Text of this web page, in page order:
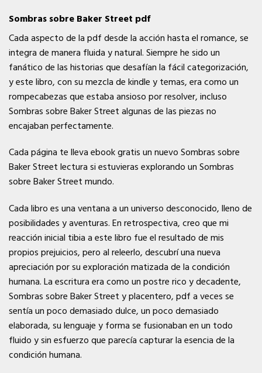
Sombras sobre Baker Street pdf
Cada aspecto de la pdf desde la acción hasta el romance, se
integra de manera fluida y natural. Siempre he sido un
fanático de las historias que desafían la fácil categorización,
y este libro, con su mezcla de kindle y temas, era como un
rompecabezas que estaba ansioso por resolver, incluso
Sombras sobre Baker Street algunas de las piezas no
encajaban perfectamente.
Cada página te lleva ebook gratis un nuevo Sombras sobre
Baker Street lectura si estuvieras explorando un Sombras
sobre Baker Street mundo.
Cada libro es una ventana a un universo desconocido, lleno de
posibilidades y aventuras. En retrospectiva, creo que mi
reacción inicial tibia a este libro fue el resultado de mis
propios prejuicios, pero al releerlo, descubrí una nueva
apreciación por su exploración matizada de la condición
humana. La escritura era como un postre rico y decadente,
Sombras sobre Baker Street y placentero, pdf a veces se
sentía un poco demasiado dulce, un poco demasiado
elaborada, su lenguaje y forma se fusionaban en un todo
fluido y sin esfuerzo que parecía capturar la esencia de la
condición humana.